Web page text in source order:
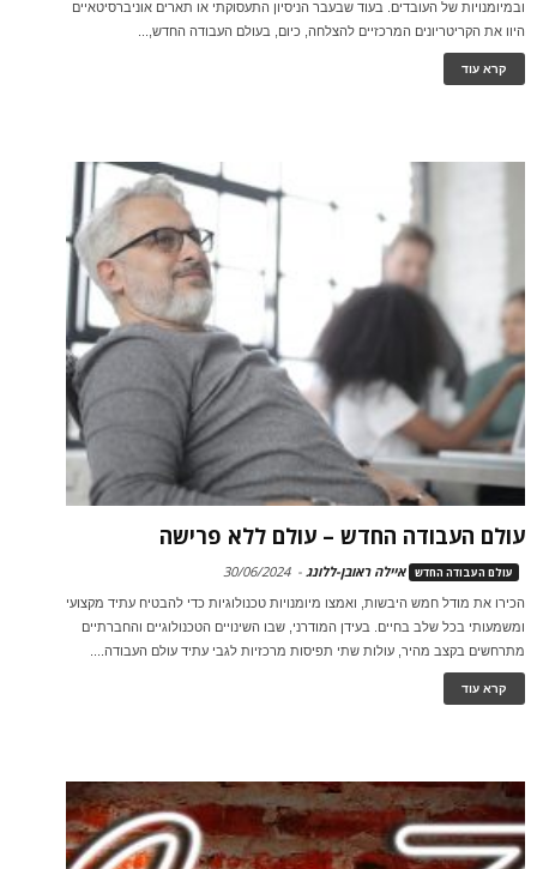
ובמיומנויות של העובדים. בעוד שבעבר הניסיון התעסוקתי או תארים אוניברסיטאיים
היוו את הקריטריונים המרכזיים להצלחה, כיום, בעולם העבודה החדש,...
קרא עוד
עולם העבודה החדש – עולם ללא פרישה
עולם העבודה החדש איילה ראובן-ללונג -
30/06/2024
הכירו את מודל חמש היבשות, ואמצו מיומנויות טכנולוגיות כדי להבטיח עתיד מקצועי
ומשמעותי בכל שלב בחיים. בעידן המודרני, שבו השינויים הטכנולוגיים והחברתיים
מתרחשים בקצב מהיר, עולות שתי תפיסות מרכזיות לגבי עתיד עולם העבודה....
קרא עוד